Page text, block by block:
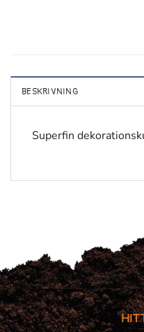
BESKRIVNING
Superfin